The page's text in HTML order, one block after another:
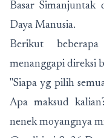
Basar Simanjuntak
Daya Manusia.
Berikut
menanggapi direksi
"Siapa yg pilih
Apa maksud
nenek moyangnya